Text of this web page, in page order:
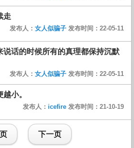
走
发布人： 女人似骗子 发布时间：22-05-11
说话的时候所有的真理都保持沉默
发布人： 女人似骗子 发布时间：22-05-11
小。
发布人： icefire 发布时间：21-10-19
下一页